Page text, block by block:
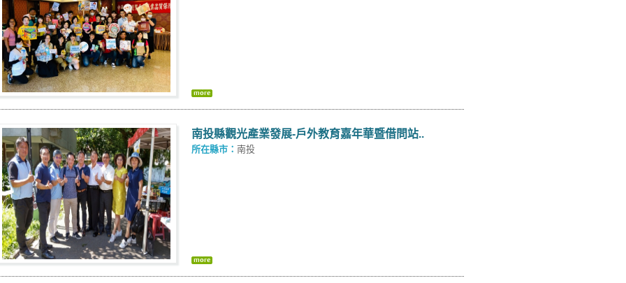
南投縣觀光產業發展-戶外教育嘉年華暨借問站..
所在縣市： 南投